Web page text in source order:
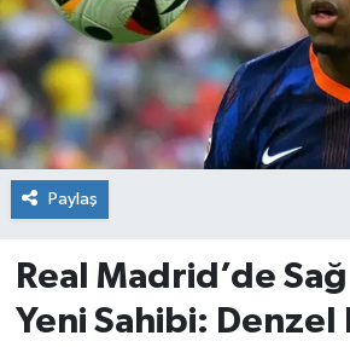
Paylaş
Real Madrid’de
Yeni Sahibi: Denzel
EKONOMİ
Erdek
Gömeç